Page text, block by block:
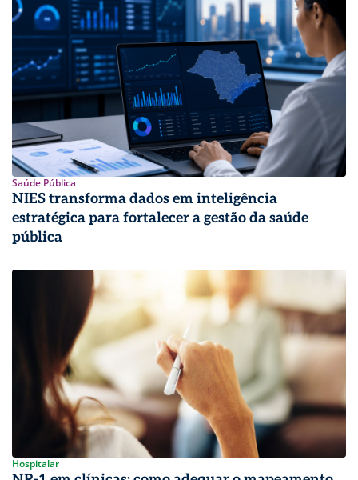
Saúde Pública
NIES transforma dados em inteligência
estratégica para fortalecer a gestão da saúde
pública
Hospitalar